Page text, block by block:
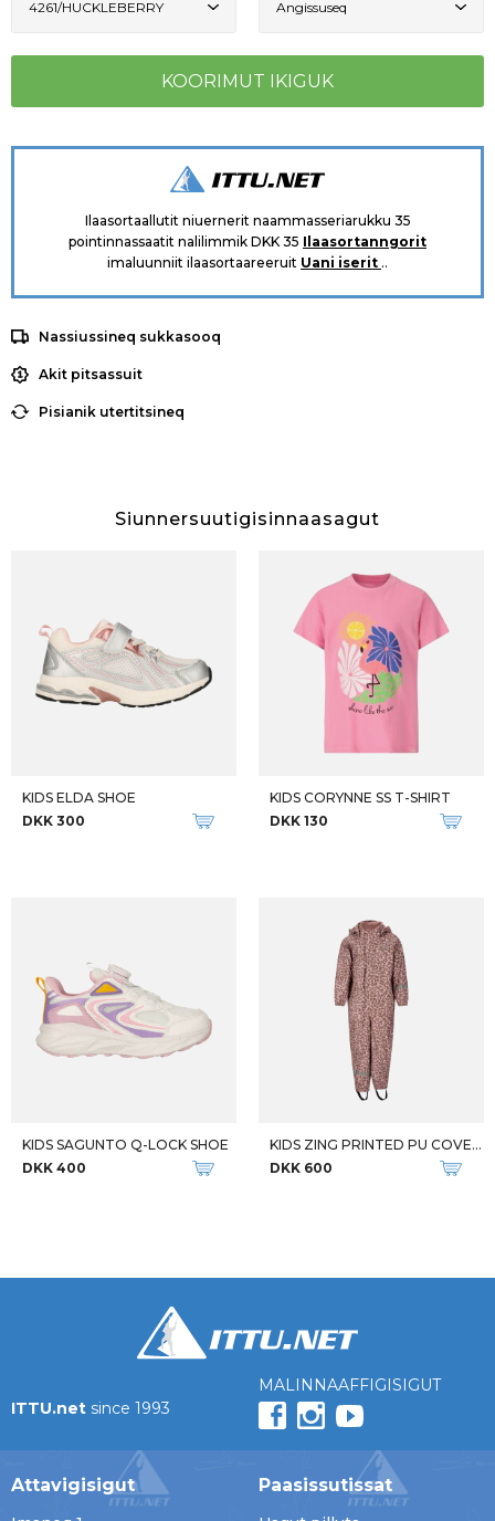
Ilaasortaallutit niuernerit naammasseriarukku 35
pointinnassaatit nalilimmik DKK 35 Ilaasortanngorit
imaluunniit ilaasortaareeruit Uani iserit ..
Nassiussineq sukkasooq
Akit pitsassuit
Pisianik utertitsineq
Siunnersuutigisinnaasagut
KIDS ELDA SHOE
DKK 300
KIDS CORYNNE SS T-SHIRT
DKK 130
KIDS SAGUNTO Q-LOCK SHOE
DKK 400
KIDS ZING PRINTED PU COVERALL
DKK 600
ITTU.net since 1993
MALINNAAFFIGISIGUT
Attavigisigut Paasissutissat